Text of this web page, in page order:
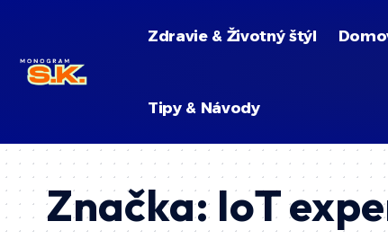
Zdravie & Životný štýl
Tipy & Návody
Značka:IoT